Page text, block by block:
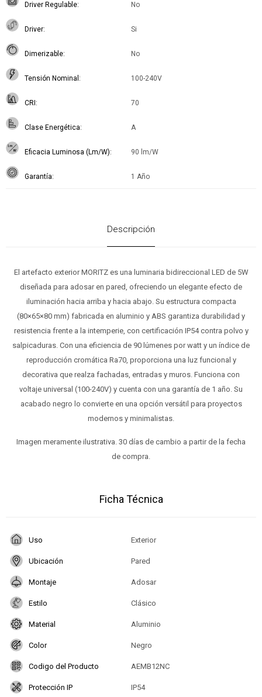
Driver Regulable No
Driver Si
Dimerizable No
Tensión Nominal 100-240V
CRI 70
Clase Energética A
Eficacia Luminosa (Lm/W) 90 lm/W
Garantía 1 Año
Descripción
El artefacto exterior MORITZ es una luminaria bidireccional LED de 5W
diseñada para adosar en pared, ofreciendo un elegante efecto de
iluminación hacia arriba y hacia abajo. Su estructura compacta
(80×65×80 mm) fabricada en aluminio y ABS garantiza durabilidad y
resistencia frente a la intemperie, con certificación IP54 contra polvo y
salpicaduras. Con una eficiencia de 90 lúmenes por watt y un índice de
reproducción cromática Ra70, proporciona una luz funcional y
decorativa que realza fachadas, entradas y muros. Funciona con
voltaje universal (100-240V) y cuenta con una garantía de 1 año. Su
acabado negro lo convierte en una opción versátil para proyectos
modernos y minimalistas.
Imagen meramente ilustrativa. 30 días de cambio a partir de la fecha
de compra.
Ficha Técnica
Uso Exterior
Ubicación Pared
Montaje Adosar
Estilo Clásico
Material Aluminio
Color Negro
Codigo del Producto AEMB12NC
Protección IP IP54